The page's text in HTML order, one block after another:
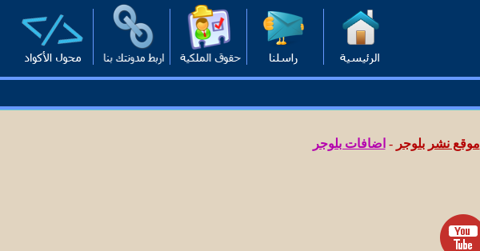
موقع نشر بلوجر - اضافات بلوجر